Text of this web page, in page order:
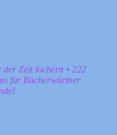
der Zeit löchern • 222
für Bücherwürmer